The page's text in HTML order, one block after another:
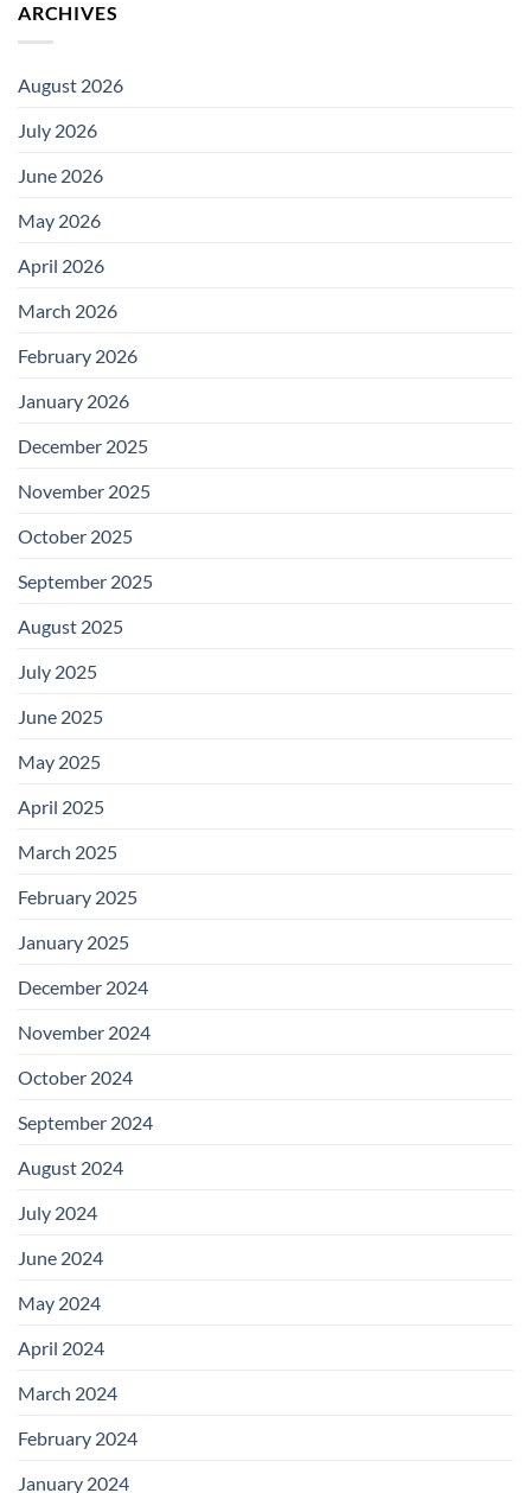
ARCHIVES
August 2026
July 2026
June 2026
May 2026
April 2026
March 2026
February 2026
January 2026
December 2025
November 2025
October 2025
September 2025
August 2025
July 2025
June 2025
May 2025
April 2025
March 2025
February 2025
January 2025
December 2024
November 2024
October 2024
September 2024
August 2024
July 2024
June 2024
May 2024
April 2024
March 2024
February 2024
January 2024